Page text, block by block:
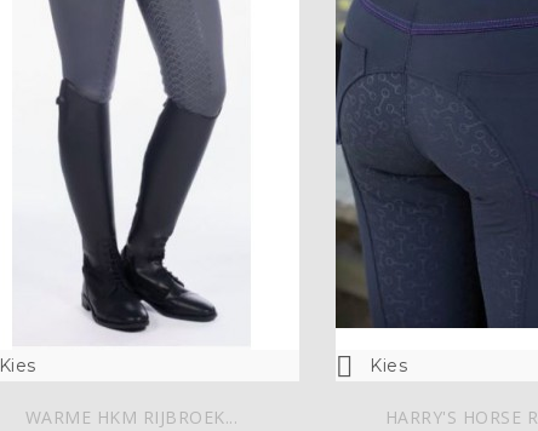
Kies
WARME HKM RIJBROEK...
 Kies
HARRY'S HORSE